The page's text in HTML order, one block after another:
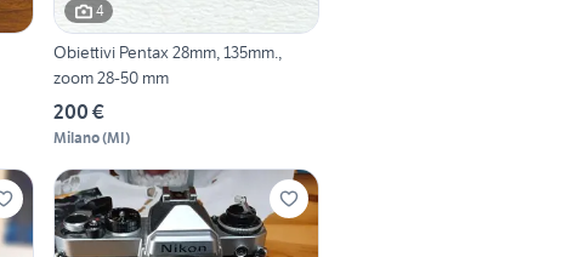
4
Obiettivi Pentax 28mm, 135mm.,
zoom 28-50 mm
200 €
Milano(MI)